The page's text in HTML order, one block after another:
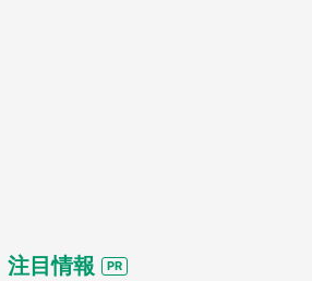
注目情報